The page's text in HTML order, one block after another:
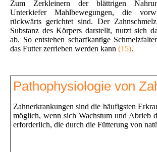
Zum Zerkleinern der blättrigen
Unterkiefer Mahlbewegungen, die
rückwärts gerichtet sind. Der
Substanz des Körpers darstellt, nutzt sich
ab. So entstehen scharfkantige
das Futter zerrieben werden kann (15).
Pathophysiologie von
Zahnerkrankungen sind die häufigsten
möglich, wenn sich Wachstum und Abrieb
erforderlich, die durch die Fütterung von